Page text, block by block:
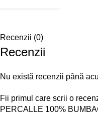
Recenzii (0)
Recenzii
Nu există recenzii până
Fii primul care scrii o
PERCALLE 100%